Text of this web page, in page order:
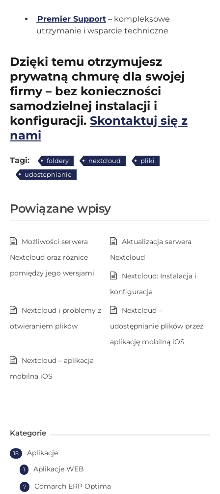
Premier Support – kompleksowe
utrzymanie i wsparcie techniczne
Dzięki temu otrzymujesz
prywatną chmurę dla swojej
firmy – bez konieczności
samodzielnej instalacji i
konfiguracji. Skontaktuj się z
nami
Tagi: foldery nextcloud
pliki
udostępnianie
Powiązane wpisy
Możliwości serwera
Nextcloud oraz różnice
pomiędzy jego wersjami
Aktualizacja serwera
Nextcloud
Nextcloud: Instalacja i
konfiguracja
Nextcloud i problemy z
otwieraniem plików
Nextcloud –
udostępnianie plików przez
aplikację mobilną iOS
Nextcloud – aplikacja
mobilna iOS
Kategorie
Aplikacje
18
Aplikacje WEB
1
Comarch ERP Optima
7